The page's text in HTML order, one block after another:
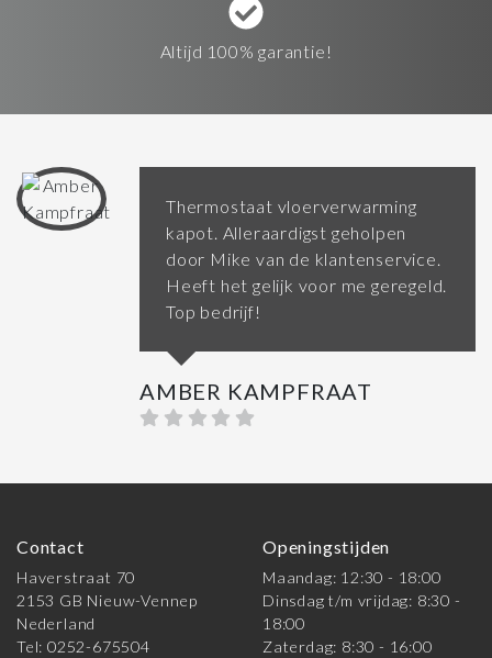
Altijd 100% garantie!
Thermostaat vloerverwarming
kapot. Alleraardigst geholpen
door Mike van de klantenservice.
Heeft het gelijk voor me geregeld.
Top bedrijf!
AMBER KAMPFRAAT
Contact
Haverstraat 70
2153 GB Nieuw-Vennep
Nederland
Tel: 0252-675504
Openingstijden
Maandag: 12:30 - 18:00
Dinsdag t/m vrijdag: 8:30 -
18:00
Zaterdag: 8:30 - 16:00